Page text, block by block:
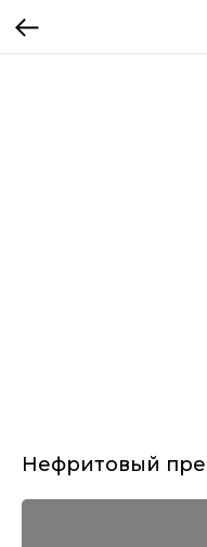
Нефритовый